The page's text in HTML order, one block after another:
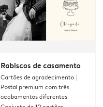
Rabiscos de casamento
Cartões de agradecimento |
Postal premium com três
acabamentos diferentes